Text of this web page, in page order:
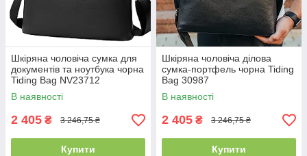
Шкіряна чоловіча сумка для
документів та ноутбука чорна
Tiding Bag NV23712
В наявності
2 405 ₴ 3 246,75 ₴
Купити
Шкіряна чоловіча ділова
сумка-портфель чорна Tiding
Bag 30987
В наявності
2 405 ₴ 3 246,75 ₴
Купити